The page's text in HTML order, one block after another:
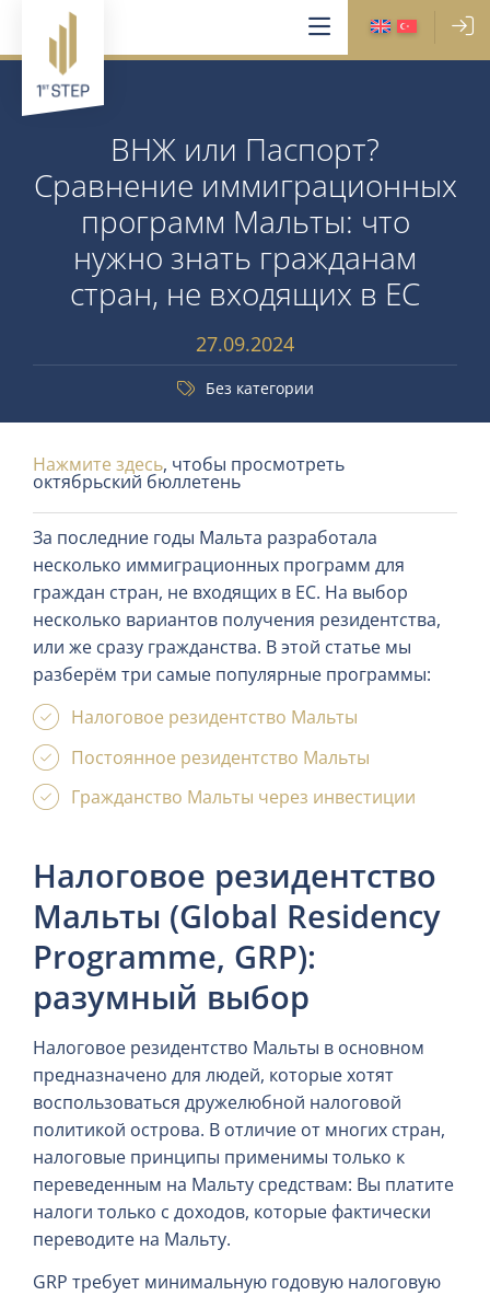
ВНЖ или Паспорт?
Сравнение иммиграционных
программ Мальты: что
нужно знать гражданам
стран, не входящих в ЕС
27.09.2024
Без категории
Нажмите здесь, чтобы просмотреть
октябрьский бюллетень
За последние годы Мальта разработала
несколько иммиграционных программ для
граждан стран, не входящих в ЕС. На выбор
несколько вариантов получения резидентства,
или же сразу гражданства. В этой статье мы
разберём три самые популярные программы:
Налоговое резидентство Мальты
Постоянное резидентство Мальты
Гражданство Мальты через инвестиции
Налоговое резидентство
Мальты (Global Residency
Programme, GRP):
разумный выбор
Налоговое резидентство Мальты в основном
предназначено для людей, которые хотят
воспользоваться дружелюбной налоговой
политикой острова. В отличие от многих стран,
налоговые принципы применимы только к
переведенным на Мальту средствам: Вы платите
налоги только с доходов, которые фактически
переводите на Мальту.
GRP требует минимальную годовую налоговую